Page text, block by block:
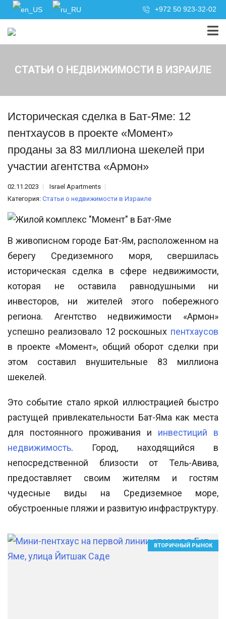
+972 50 923-32-02
СТАТЬИ О НЕДВИЖИМОСТИ В ИЗРАИЛЕ
Историческая сделка в Бат-Яме: 12
пентхаусов в проекте «Момент»
проданы за 83 миллиона шекелей при
участии агентства «Армон»
02.11.2023
Israel Apartments
Категория: Статьи о недвижимости в Израиле
В живописном городе Бат-Ям, расположенном на
берегу Средиземного моря, свершилась
историческая сделка в сфере недвижимости,
которая не оставила равнодушными ни
инвесторов, ни жителей этого побережного
региона. Агентство недвижимости «Армон»
успешно реализовало 12 роскошных пентхаусов
в проекте «Момент», общий оборот сделки при
этом составил внушительные 83 миллиона
шекелей.
Это событие стало яркой иллюстрацией быстро
растущей привлекательности Бат-Яма как места
для постоянного проживания и инвестиций в
недвижимость. Город, находящийся в
непосредственной близости от Тель-Авива,
предоставляет своим жителям и гостям
чудесные виды на Средиземное море,
обустроенные пляжи и развитую инфраструктуру.
ВТОРИЧНЫЙ РЫНОК